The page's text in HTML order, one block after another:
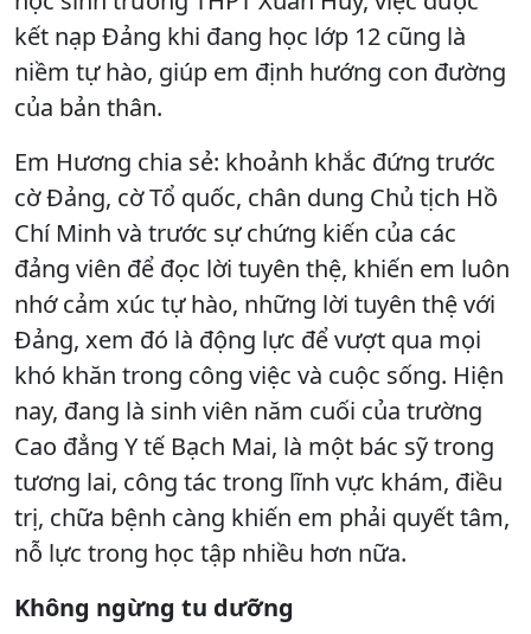
kết nạp Đảng khi đang học lớp 12 cũng là
niềm tự hào, giúp em định hướng con đường
của bản thân.
Em Hương chia sẻ: khoảnh khắc đứng trước
cờ Đảng, cờ Tổ quốc, chân dung Chủ tịch Hồ
Chí Minh và trước sự chứng kiến của các
đảng viên để đọc lời tuyên thệ, khiến em luôn
nhớ cảm xúc tự hào, những lời tuyên thệ với
Đảng, xem đó là động lực để vượt qua mọi
khó khăn trong công việc và cuộc sống. Hiện
nay, đang là sinh viên năm cuối của trường
Cao đẳng Y tế Bạch Mai, là một bác sỹ trong
tương lai, công tác trong lĩnh vực khám, điều
trị, chữa bệnh càng khiến em phải quyết tâm,
nỗ lực trong học tập nhiều hơn nữa.
Không ngừng tu dưỡng